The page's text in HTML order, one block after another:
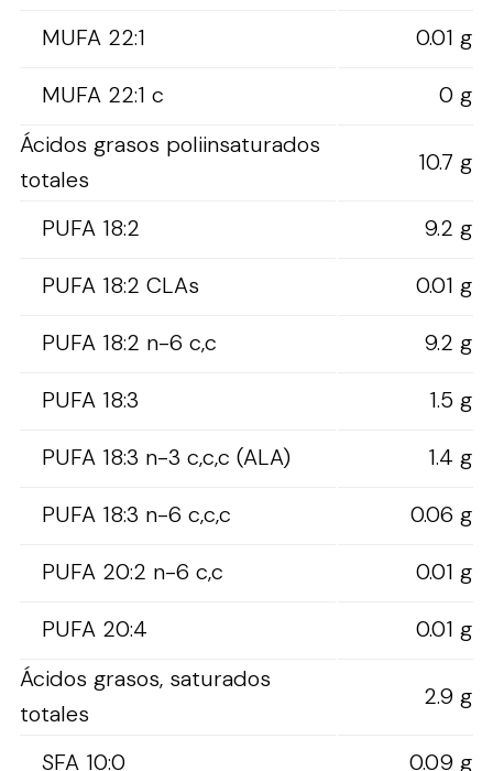
MUFA 22:1
0.01 g
MUFA 22:1 c
0 g
Ácidos grasos poliinsaturados
totales
10.7 g
PUFA 18:2
9.2 g
PUFA 18:2 CLAs
0.01 g
PUFA 18:2 n-6 c,c
9.2 g
PUFA 18:3
1.5 g
PUFA 18:3 n-3 c,c,c (ALA)
1.4 g
PUFA 18:3 n-6 c,c,c
0.06 g
PUFA 20:2 n-6 c,c
0.01 g
PUFA 20:4
0.01 g
Ácidos grasos, saturados
totales
2.9 g
SFA 10:0
0.09 g